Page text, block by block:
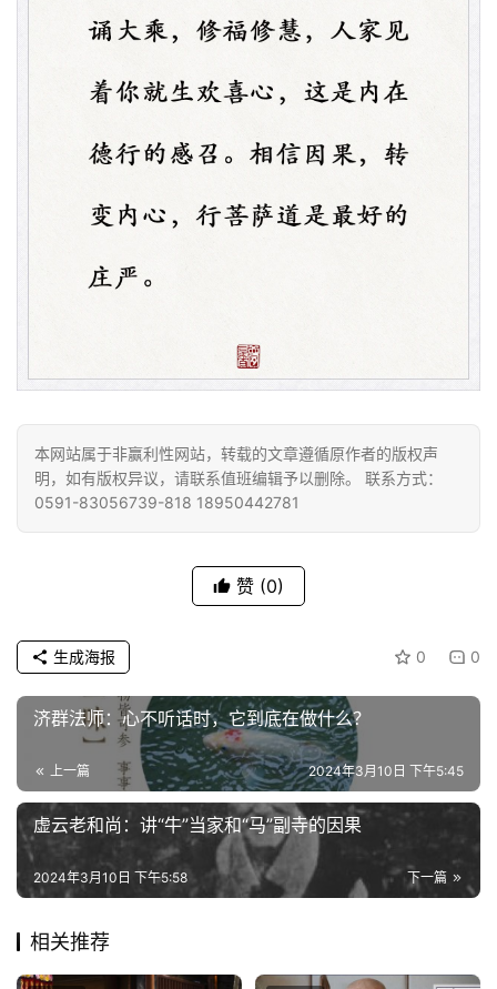
讯
点
僧
谈
心
菩
提
专
题
公
益
本网站属于非赢利性网站，转载的文章遵循原作者的版权声
明，如有版权异议，请联系值班编辑予以删除。 联系方式：
0591-83056739-818 18950442781
赞 (0)
0 0
生成海报
济群法师：心不听话时，它到底在做什么？
上一篇 2024年3月10日 下午5:45
虚云老和尚：讲“牛”当家和“马”副寺的因果
下一篇
2024年3月10日 下午5:58
相关推荐